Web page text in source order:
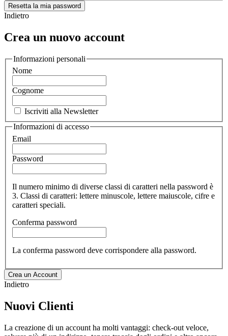
Resetta la mia password
Indietro
Crea un nuovo account
Informazioni personali
Nome
Cognome
Iscriviti alla Newsletter
Informazioni di accesso
Email
Password
Il numero minimo di diverse classi di caratteri nella password è
3. Classi di caratteri: lettere minuscole, lettere maiuscole, cifre e
caratteri speciali.
Conferma password
La conferma password deve corrispondere alla password.
Crea un Account
Indietro
Nuovi Clienti
La creazione di un account ha molti vantaggi: check-out veloce,